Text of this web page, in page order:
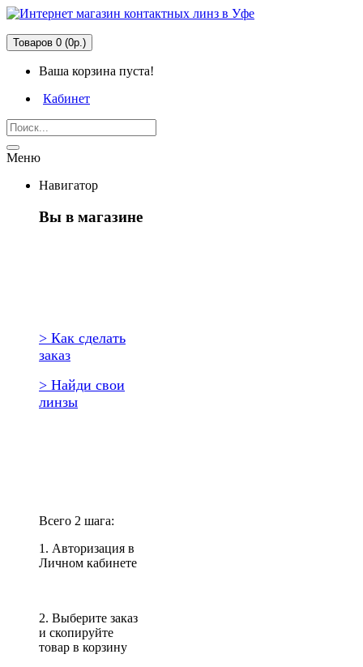
Товаров 0 (0р.)
Ваша корзина пуста!
Кабинет
Меню
Навигатор
Вы в магазине
> Как сделать
заказ
> Найди свои
линзы
Всего 2 шага:
1. Авторизация в
Личном кабинете
2. Выберите заказ
и скопируйте
товар в корзину